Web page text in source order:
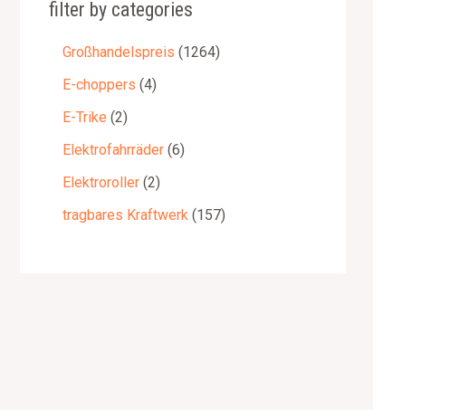
filter by categories
Großhandelspreis 1264
E-choppers 4
E-Trike 2
Elektrofahrräder 6
Elektroroller 2
tragbares Kraftwerk 157